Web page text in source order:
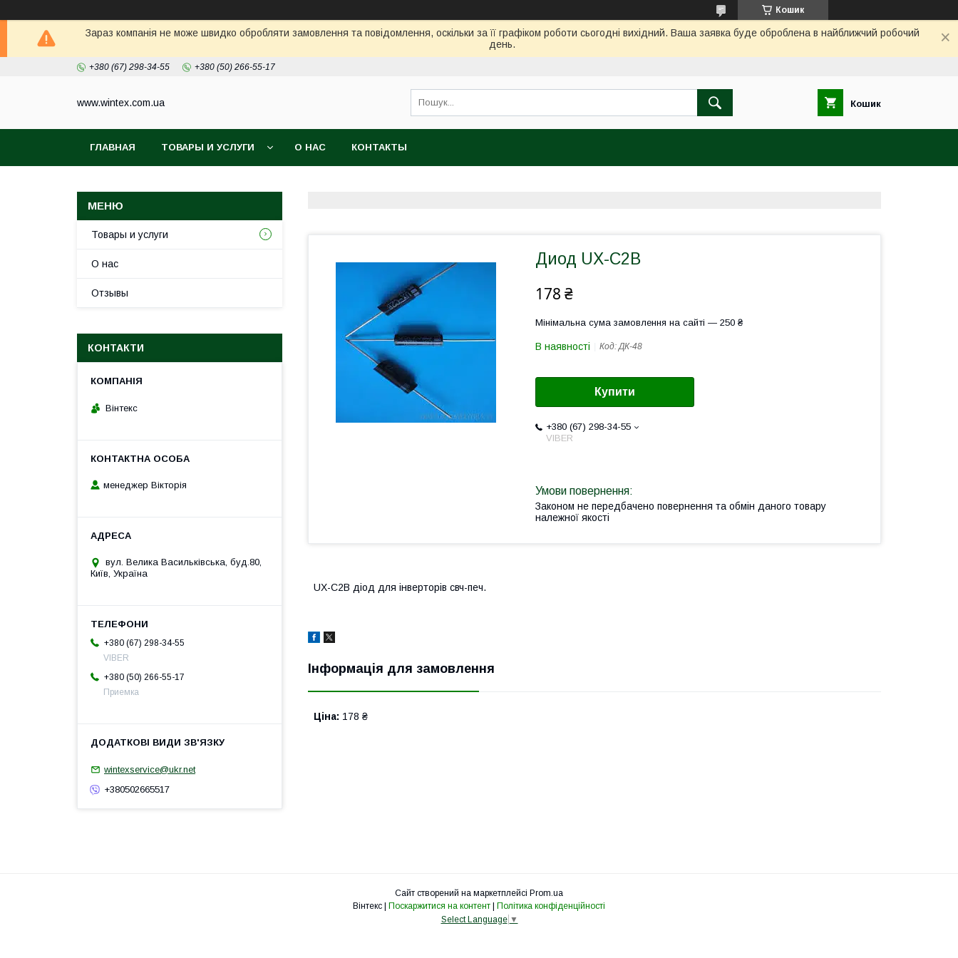
Кошик
Зараз компанія не може швидко обробляти замовлення та повідомлення, оскільки за її графіком роботи сьогодні вихідний. Ваша заявка буде оброблена в найближчий робочий
день.
+380 (67) 298-34-55 +380 (50) 266-55-17
www.wintex.com.ua Кошик
ГЛАВНАЯ ТОВАРЫ И УСЛУГИ О НАС КОНТАКТЫ
Диод UX-C2B
178 ₴
Мінімальна сума замовлення на сайті — 250 ₴
В наявності Код:ДК-48
Купити
+380 (67) 298-34-55
VIBER
Законом не передбачено повернення та обмін даного товару
належної якості
UX-C2B діод для інверторів свч-печ.
Інформація для замовлення
Ціна: 178 ₴
Товары и услуги
О нас
Отзывы
КОНТАКТИ
Вінтекс
менеджер Вікторія
вул. Велика Васильківська, буд.80,
Київ, Україна
+380 (67) 298-34-55
VIBER
+380 (50) 266-55-17
Приемка
wintexservice@ukr.net
+380502665517
Сайт створений на маркетплейсі Prom.ua
Поскаржитися на контент
Політика конфіденційності
Select Language ▼